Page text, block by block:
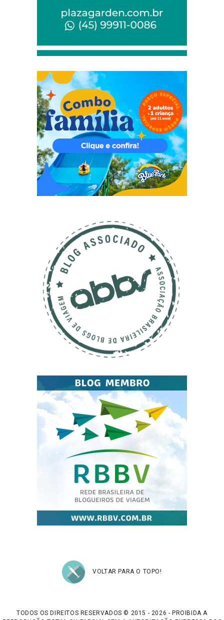
VOLTAR PARA O TOPO!
TODOS OS DIREITOS RESERVADOS © 2015 - 2026 - PROIBIDA A